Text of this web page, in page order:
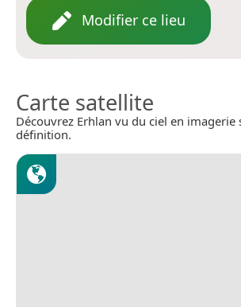
Modifier ce lieu
Carte satellite
Découvrez Erhlan vu du ciel en imagerie
définition.